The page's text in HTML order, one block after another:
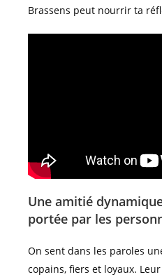
Brassens peut nourrir ta
Une amitié
portée par les
On sent dans les paroles
copains, fiers et loyaux.